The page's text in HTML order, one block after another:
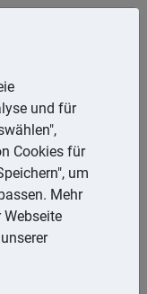
werden.
in der Regel
in
allerdings
und für
Cookies für
um
Mehr